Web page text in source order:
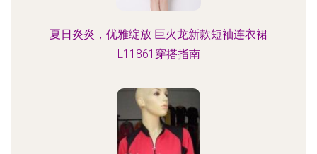
夏日炎炎，优雅绽放 巨火龙新款短袖连衣裙
L11861穿搭指南